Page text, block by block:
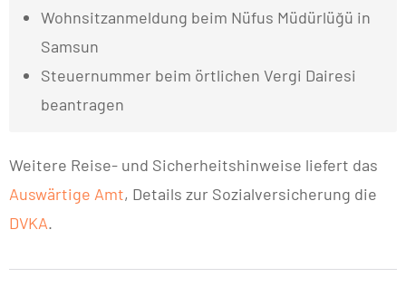
Wohnsitzanmeldung beim Nüfus Müdürlüğü in
Samsun
Steuernummer beim örtlichen Vergi Dairesi
beantragen
Weitere Reise- und Sicherheitshinweise liefert das
Auswärtige Amt, Details zur Sozialversicherung die
DVKA.